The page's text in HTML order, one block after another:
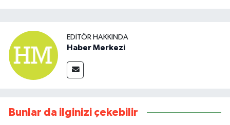
EDITÖR HAKKINDA
Haber Merkezi
Bunlar da ilginizi çekebilir